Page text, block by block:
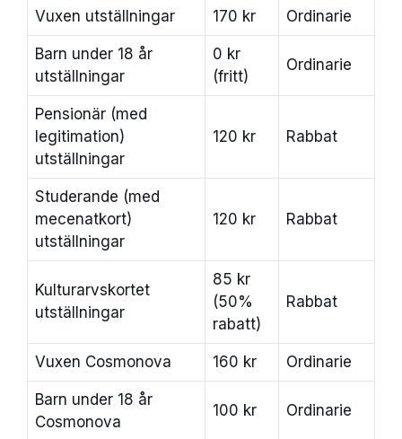
Vuxen utställningar 170 kr Ordinarie
Barn under 18 år
utställningar
0 kr
(fritt)
Ordinarie
Pensionär (med
legitimation)
utställningar
120 kr Rabbat
Studerande (med
mecenatkort)
utställningar
120 kr Rabbat
Kulturarvskortet
utställningar
85 kr
(50%
rabatt)
Rabbat
Vuxen Cosmonova 160 kr Ordinarie
Barn under 18 år
Cosmonova
100 kr Ordinarie